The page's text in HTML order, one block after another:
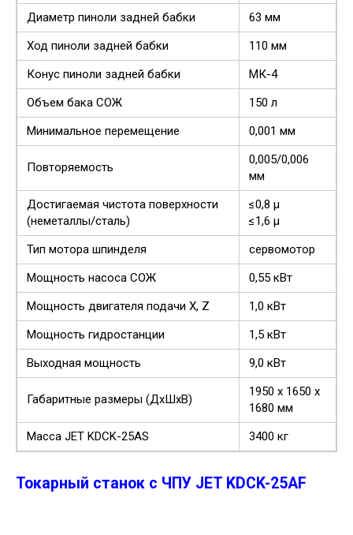
Диаметр пиноли задней бабки
63 мм
Ход пиноли задней бабки
110 мм
Конус пиноли задней бабки
МК-4
Объем бака СОЖ
150 л
Минимальное перемещение
0,001 мм
Повторяемость
0,005/0,006
мм
Достигаемая чистота поверхности
(неметаллы/сталь)
≤0,8 µ
≤1,6 µ
Тип мотора шпинделя
сервомотор
Мощность насоса СОЖ
0,55 кВт
Мощность двигателя подачи Х, Z
1,0 кВт
Мощность гидростанции
1,5 кВт
Выходная мощность
9,0 кВт
Габаритные размеры (ДхШхВ)
1950 х 1650 х
1680 мм
Масса JET KDCK-25AS
3400 кг
Токарный станок с ЧПУ JET KDCK-25AF